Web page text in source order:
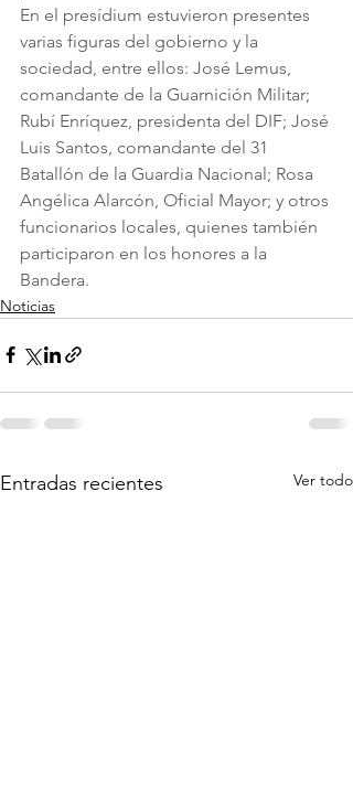
En el presídium estuvieron presentes
varias figuras del gobierno y la
sociedad, entre ellos: José Lemus,
comandante de la Guarnición Militar;
Rubí Enríquez, presidenta del DIF; José
Luis Santos, comandante del 31
Batallón de la Guardia Nacional; Rosa
Angélica Alarcón, Oficial Mayor; y otros
funcionarios locales, quienes también
participaron en los honores a la
Bandera.
Noticias
Entradas recientes Ver todo